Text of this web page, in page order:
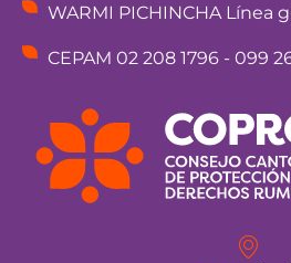
WARMI PICHINCHA Línea
CEPAM 02 208 1796 - 099